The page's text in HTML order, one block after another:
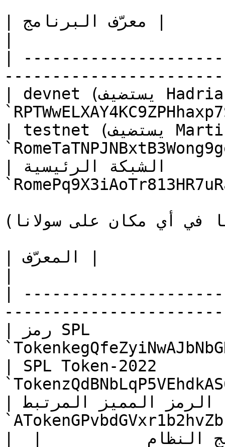
|
| devnet (يستضيف Hadrian)  |
| testnet (يستضيف Martius) |
في أي مكان على سولانا):
| البرنامج                | المعرّف
|
| SPL Token-2022